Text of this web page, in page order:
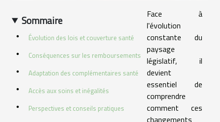
Sommaire
Évolution des lois et couverture santé
Conséquences sur les remboursements
Adaptation des complémentaires santé
Accès aux soins et inégalités
Perspectives et conseils pratiques
Face à
l'évolution
constante du
paysage
législatif, il
devient
essentiel de
comprendre
comment ces
changements